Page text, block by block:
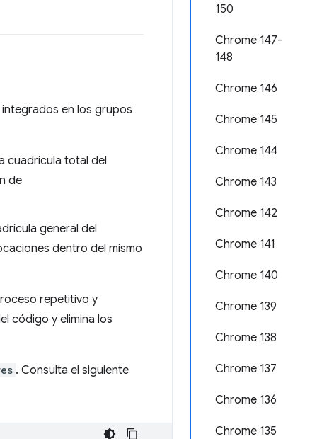
150
Chrome 147-
148
Chrome 146
Chrome 145
Chrome 144
Chrome 143
Chrome 142
Chrome 141
Chrome 140
Chrome 139
Chrome 138
Chrome 137
Chrome 136
Chrome 135
en los grupos
cuadrícula total del
de
general del
dentro del mismo
repetitivo y
código y elimina los
. Consulta el siguiente